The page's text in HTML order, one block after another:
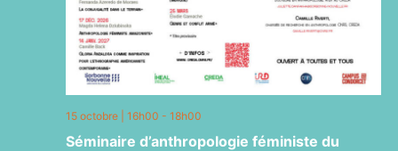
Séminaire d’anthropologie féministe du
15 octobre | 16h00 - 18h00